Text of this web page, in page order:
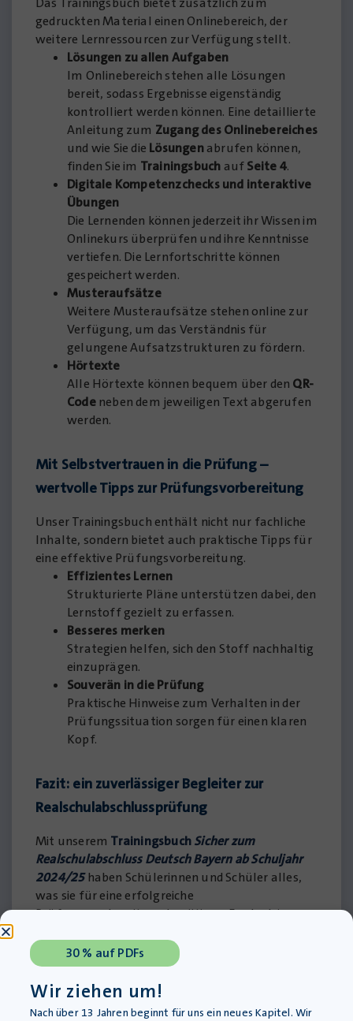
gedruckten Material einen Onlinebereich, der
weitere Lernressourcen zur Verfügung stellt.
Lösungen zu allen Aufgaben
Im Onlinebereich stehen alle Lösungen
bereit, sodass Ergebnisse eigenständig
kontrolliert werden können. Eine detaillierte
Anleitung zum Zugang des Onlinebereiches
und wie Sie die Lösungenabrufen können,
finden Sie im Trainingsbuch aufSeite 4.
Digitale Kompetenzchecks und interaktive
Übungen
Die Lernenden können jederzeit ihr Wissen im
Onlinekurs überprüfen und ihre Kenntnisse
vertiefen. Die Lernfortschritte können
gespeichert werden.
Musteraufsätze
Weitere Musteraufsätze stehen online zur
Verfügung, um das Verständnis für
gelungene Aufsatzstrukturen zu fördern.
Hörtexte
Alle Hörtexte können bequem über den QR-
Codeneben dem jeweiligen Text abgerufen
werden.
Mit Selbstvertrauen in die Prüfung –
wertvolle Tipps zur Prüfungsvorbereitung
Unser Trainingsbuch enthält nicht nur fachliche
Inhalte, sondern bietet auch praktische Tipps für
eine effektive Prüfungsvorbereitung.
Effizientes Lernen
Strukturierte Pläne unterstützen dabei, den
Lernstoff gezielt zu erfassen.
Besseres merken
Strategien helfen, sich den Stoff nachhaltig
einzuprägen.
Souverän in die Prüfung
Praktische Hinweise zum Verhalten in der
Prüfungssituation sorgen für einen klaren
Kopf.
Fazit: ein zuverlässiger Begleiter zur
Realschulabschlussprüfung
Mit unserem TrainingsbuchSicher zum
Realschulabschluss Deutsch Bayern ab Schuljahr
2024/25 haben Schülerinnen und Schüler alles,
was sie für eine erfolgreiche
Prüfungsvorbereitung benötigen. Egal, ob im
dieses Buch ist der ideale Begleiter auf dem Weg
zum erfolgreichen Realschulabschluss.
30 % auf PDFs
Wir ziehen um!
Nach über 13 Jahren beginnt für uns ein neues Kapitel. Wir